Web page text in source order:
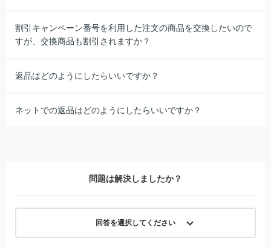
割引キャンペーン番号を利用した注文の商品を交換したいので
すが、交換商品も割引されますか？
返品はどのようにしたらいいですか？
ネットでの返品はどのようにしたらいいですか？
問題は解決しましたか？
回答を選択してください